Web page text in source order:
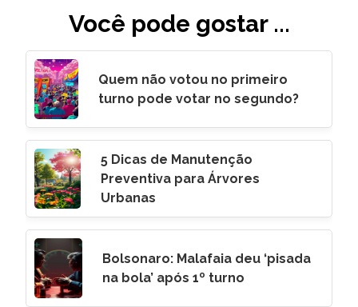
Você pode gostar ...
Quem não votou no primeiro
turno pode votar no segundo?
5 Dicas de Manutenção
Preventiva para Árvores
Urbanas
Bolsonaro: Malafaia deu ‘pisada
na bola’ após 1º turno